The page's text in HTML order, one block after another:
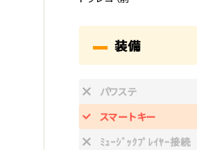
装備
パワステ
スマートキー
ﾐｭｰｼﾞｯｸﾌﾟﾚｲﾔｰ接続